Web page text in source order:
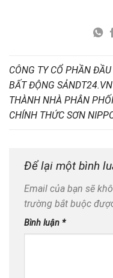
CÔNG TY CỔ PHẦN
BẤT ĐỘNG
THÀNH NHÀ PHÂN PHỐI
CHÍNH THỨC SƠN
Để lại một bình
Email của bạn sẽ
trường bắt buộc
Bình luận *